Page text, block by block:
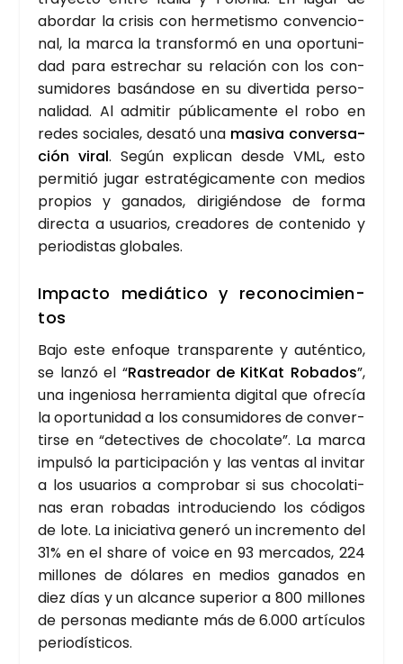
abor­dar la cri­sis con her­me­tis­mo con­ven­cio­
nal, la mar­ca la trans­for­mó en una opor­tu­ni­
dad para estre­char su rela­ción con los con­
su­mi­do­res basán­do­se en su diver­ti­da per­so­
na­li­dad. Al admi­tir públi­ca­men­te el robo en
redes socia­les, des­ató una masi­va con­ver­sa­
ción viral. Según expli­can des­de VML, esto
per­mi­tió jugar estra­té­gi­ca­men­te con medios
pro­pios y gana­dos, diri­gién­do­se de for­ma
direc­ta a usua­rios, crea­do­res de con­te­ni­do y
perio­dis­tas glo­ba­les.
Impac­to mediá­ti­co y reco­no­ci­mien­
tos
Bajo este enfo­que trans­pa­ren­te y autén­ti­co,
se lan­zó el “Ras­trea­dor de Kit­Kat Roba­dos”,
una inge­nio­sa herra­mien­ta digi­tal que ofre­cía
la opor­tu­ni­dad a los con­su­mi­do­res de con­ver­
tir­se en “detec­ti­ves de cho­co­la­te”. La mar­ca
impul­só la par­ti­ci­pa­ción y las ven­tas al invi­tar
a los usua­rios a com­pro­bar si sus cho­co­la­ti­
nas eran roba­das intro­du­cien­do los códi­gos
de lote. La ini­cia­ti­va gene­ró un incre­men­to del
31% en el sha­re of voi­ce en 93 mer­ca­dos, 224
millo­nes de dóla­res en medios gana­dos en
diez días y un alcan­ce supe­rior a 800 millo­nes
de per­so­nas median­te más de 6.000 artícu­los
perio­dís­ti­cos.